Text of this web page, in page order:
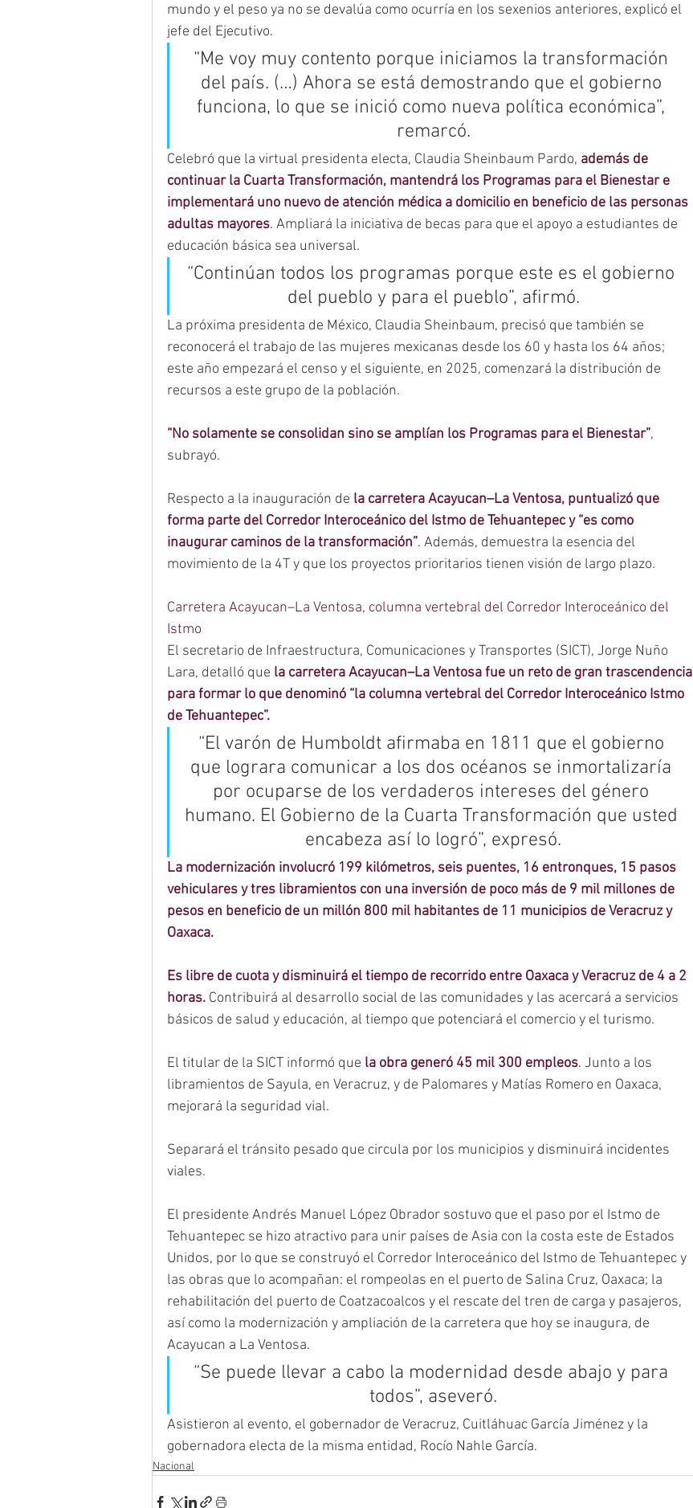
mundo y el peso ya no se devalúa como ocurría en los sexenios anteriores, explicó el
jefe del Ejecutivo.
“Me voy muy contento porque iniciamos la transformación
del país. (…) Ahora se está demostrando que el gobierno
funciona, lo que se inició como nueva política económica”,
remarcó.
Celebró que la virtual presidenta electa, Claudia Sheinbaum Pardo, además de
continuar la Cuarta Transformación, mantendrá los Programas para el Bienestar e
implementará uno nuevo de atención médica a domicilio en beneficio de las personas
adultas mayores. Ampliará la iniciativa de becas para que el apoyo a estudiantes de
educación básica sea universal.
“Continúan todos los programas porque este es el gobierno
del pueblo y para el pueblo”, afirmó.
La próxima presidenta de México, Claudia Sheinbaum, precisó que también se
reconocerá el trabajo de las mujeres mexicanas desde los 60 y hasta los 64 años;
este año empezará el censo y el siguiente, en 2025, comenzará la distribución de
recursos a este grupo de la población.
“No solamente se consolidan sino se amplían los Programas para el Bienestar”,
subrayó.
Respecto a la inauguración de la carretera Acayucan–La Ventosa, puntualizó que
forma parte del Corredor Interoceánico del Istmo de Tehuantepec y “es como
inaugurar caminos de la transformación”. Además, demuestra la esencia del
movimiento de la 4T y que los proyectos prioritarios tienen visión de largo plazo.
Carretera Acayucan–La Ventosa, columna vertebral del Corredor Interoceánico del
Istmo
El secretario de Infraestructura, Comunicaciones y Transportes (SICT), Jorge Nuño
Lara, detalló que la carretera Acayucan–La Ventosa fue un reto de gran trascendencia
para formar lo que denominó “la columna vertebral del Corredor Interoceánico Istmo
de Tehuantepec”.
“El varón de Humboldt afirmaba en 1811 que el gobierno
que lograra comunicar a los dos océanos se inmortalizaría
por ocuparse de los verdaderos intereses del género
humano. El Gobierno de la Cuarta Transformación que usted
encabeza así lo logró”, expresó.
La modernización involucró 199 kilómetros, seis puentes, 16 entronques, 15 pasos
vehiculares y tres libramientos con una inversión de poco más de 9 mil millones de
pesos en beneficio de un millón 800 mil habitantes de 11 municipios de Veracruz y
Oaxaca.
Es libre de cuota y disminuirá el tiempo de recorrido entre Oaxaca y Veracruz de 4 a 2
horas. Contribuirá al desarrollo social de las comunidades y las acercará a servicios
básicos de salud y educación, al tiempo que potenciará el comercio y el turismo.
El titular de la SICT informó que la obra generó 45 mil 300 empleos. Junto a los
libramientos de Sayula, en Veracruz, y de Palomares y Matías Romero en Oaxaca,
mejorará la seguridad vial.
Separará el tránsito pesado que circula por los municipios y disminuirá incidentes
viales.
El presidente Andrés Manuel López Obrador sostuvo que el paso por el Istmo de
Tehuantepec se hizo atractivo para unir países de Asia con la costa este de Estados
Unidos, por lo que se construyó el Corredor Interoceánico del Istmo de Tehuantepec y
las obras que lo acompañan: el rompeolas en el puerto de Salina Cruz, Oaxaca; la
rehabilitación del puerto de Coatzacoalcos y el rescate del tren de carga y pasajeros,
así como la modernización y ampliación de la carretera que hoy se inaugura, de
Acayucan a La Ventosa.
“Se puede llevar a cabo la modernidad desde abajo y para
todos”, aseveró.
Asistieron al evento, el gobernador de Veracruz, Cuitláhuac García Jiménez y la
gobernadora electa de la misma entidad, Rocío Nahle García.
Nacional